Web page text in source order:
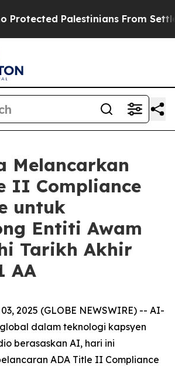
Palestinians From Settler
Melancarkan
II Compliance
untuk
Entiti Awam
Tarikh Akhir
AA
2025 (GLOBE NEWSWIRE) -- AI-
dalam teknologi kapsyen
berasaskan AI, hari ini
ADA Title II Compliance